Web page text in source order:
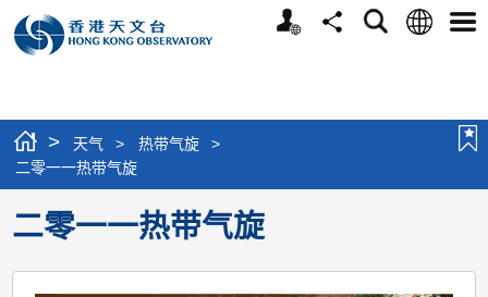
个
分
搜
语
选
> 天气 > 热带气旋
>
二零一一热带气旋
二零一一热带气旋